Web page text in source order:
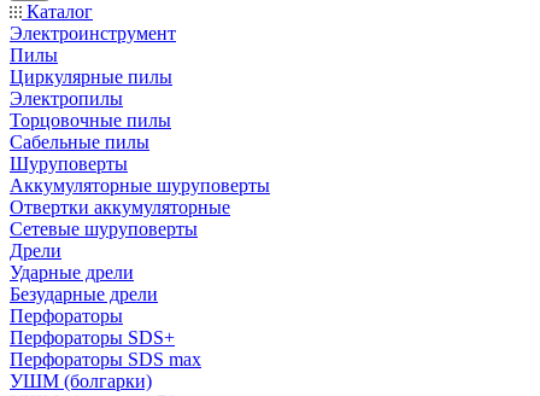
Каталог
Электроинструмент
Пилы
Циркулярные пилы
Электропилы
Торцовочные пилы
Сабельные пилы
Шуруповерты
Аккумуляторные шуруповерты
Отвертки аккумуляторные
Сетевые шуруповерты
Дрели
Ударные дрели
Безударные дрели
Перфораторы
Перфораторы SDS+
Перфораторы SDS max
УШМ (болгарки)